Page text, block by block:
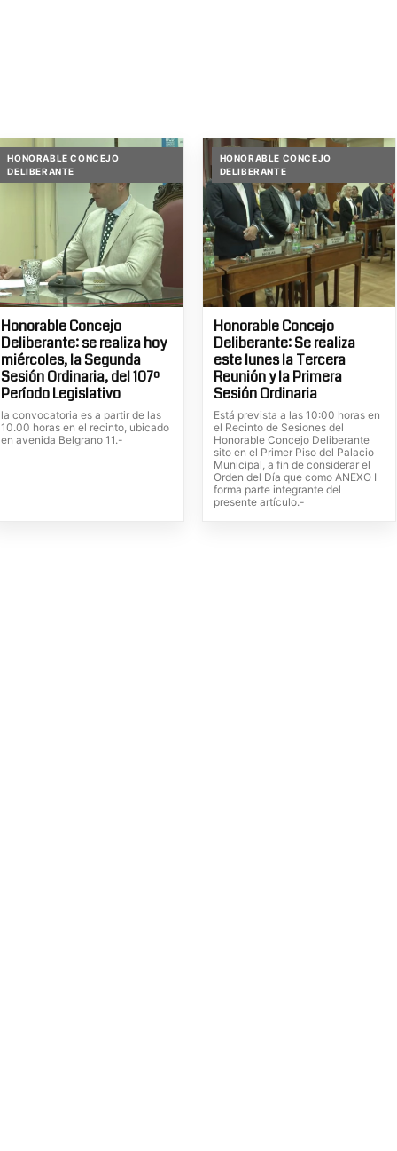
HONORABLE CONCEJO
DELIBERANTE
Honorable Concejo
Deliberante: se realiza hoy
miércoles, la Segunda
Sesión Ordinaria, del 107º
Período Legislativo
la convocatoria es a partir de las
10.00 horas en el recinto, ubicado
en avenida Belgrano 11.-
HONORABLE CONCEJO
DELIBERANTE
Honorable Concejo
Deliberante: Se realiza
este lunes la Tercera
Reunión y la Primera
Sesión Ordinaria
Está prevista a las 10:00 horas en
el Recinto de Sesiones del
Honorable Concejo Deliberante
sito en el Primer Piso del Palacio
Municipal, a fin de considerar el
Orden del Día que como ANEXO I
forma parte integrante del
presente artículo.-